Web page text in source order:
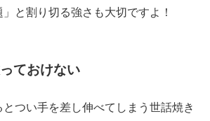
」と割り切る強さも大切ですよ！
ておけない
つい手を差し伸べてしまう世話焼き